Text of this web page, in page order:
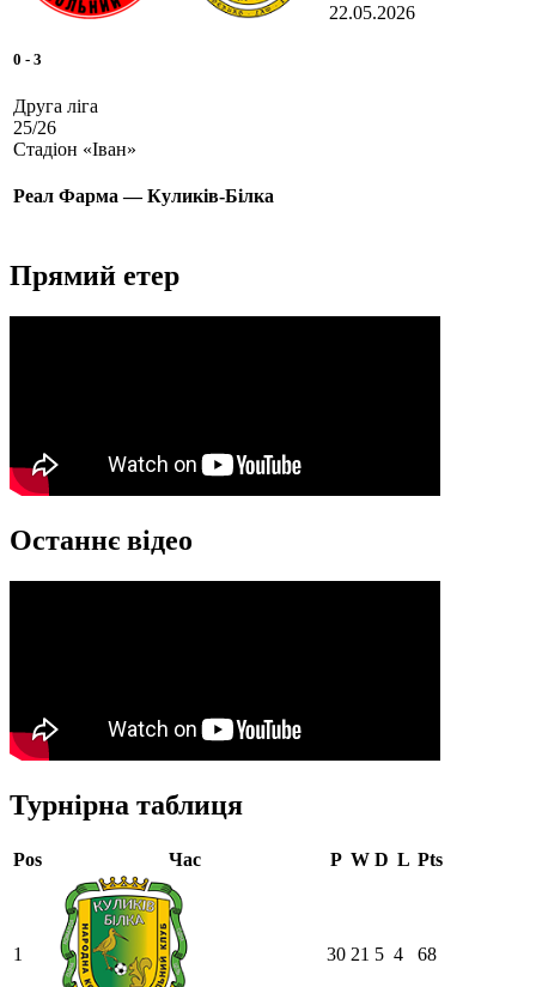
22.05.2026
0 - 3
Друга ліга
25/26
Стадіон «Іван»
Реал Фарма — Куликів-Білка
Прямий етер
Останнє відео
Турнірна таблиця
Pos Час P W D L Pts
1 30 21 5 4 68